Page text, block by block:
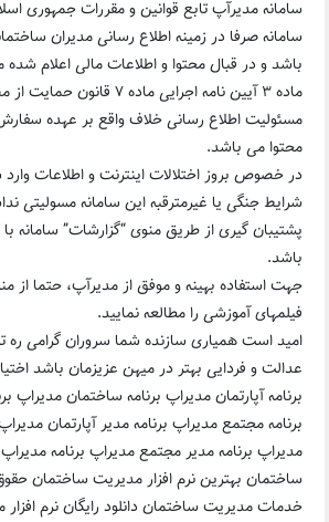
سامانه مدیرآپ تابع قوانین و مقررات جمهوری
سامانه صرفا در زمینه اطلاع رسانی مدیران
باشد و در قبال محتوا و اطلاعات مالی اعلام
ماده ۳ آیین نامه اجرایی ماده ۷
مسئولیت اطلاع رسانی خلاف واقع بر عهده
محتوا می باشد.
در خصوص بروز اختلالات اینترنت و اطلاعات
شرایط جنگی یا غیرمترقبه این سامانه مسولیتی
باشد.
جهت استفاده بهینه و موفق از مدیرآپ، حتما از
فیلمهای آموزشی را مطالعه نمایید.
امید است همیاری سازنده شما سروران گرامی ره
عدالت و فردایی بهتر در میهن عزیزمان باشد
برنامه آپارتمان مدیراپ برنامه ساختمان مدیراپ
برنامه مجتمع مدیراپ برنامه مدیر آپارتمان
مدیراپ برنامه مدیر مجتمع مدیراپ برنامه مدیراپ
ساختمان بهترین نرم افزار مدیریت ساختمان
خدمات مدیریت ساختمان دانلود رایگان نرم